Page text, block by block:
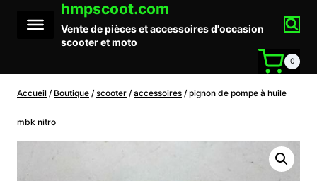
contenu
hmpscoot.com
Vente de pièces et accessoires d'occasion
scooter et moto
0
Accueil / Boutique / scooter / accessoires / pignon de pompe à huile
mbk nitro